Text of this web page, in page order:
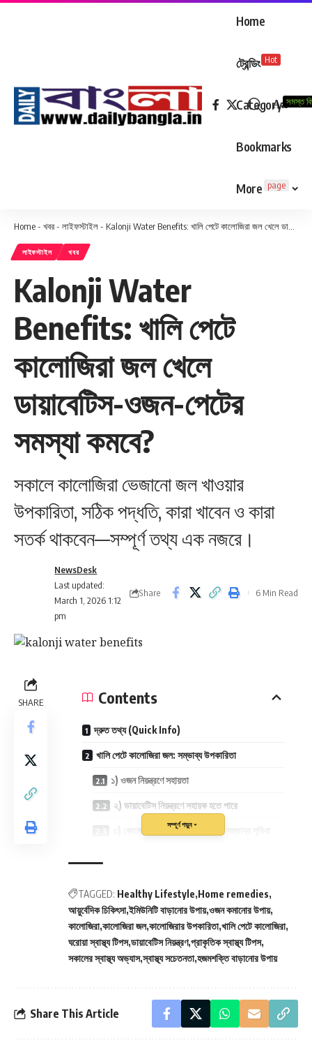
Home
ট্রেন্ডিং Hot
Category সমস্ত
Bookmarks
More page
Font
Aa
Home- খবর- লাইফস্টাইল- Kalonji Water Benefits: খালি পেটে কালোজিরা জল খেলে ডায়াবেটিস-ওজন-পেটের সমস্যা কমবে?
লাইফস্টাইল খবর
Kalonji Water
Benefits: খালি পেটে
কালোজিরা জল খেলে
ডায়াবেটিস-ওজন-পেটের
সমস্যা কমবে?
সকালে কালোজিরা ভেজানো জল খাওয়ার
উপকারিতা, সঠিক পদ্ধতি, কারা খাবেন ও কারা
সতর্ক থাকবেন—সম্পূর্ণ তথ্য এক নজরে।
Last updated:
March 1, 2026 1:12
pm
NewsDesk
Share 6 Min Read
SHARE Contents
দ্রুত তথ্য (Quick Info)
খালি পেটে কালোজিরা জল: সম্ভাব্য উপকারিতা
১) ওজন নিয়ন্ত্রণে সহায়তা
২) ডায়াবেটিস নিয়ন্ত্রণে সহায়ক হতে পারে
৩) কোলেস্টেরল ও হৃদযন্ত্রের স্বাস্থ্যে সম্ভাব্য সুবিধা
৬) রোগ প্রতিরোধ ক্ষমতা (ইমিউনিটি) বাড়াতে সহায়ক
কালোজিরা জল বানানোর নিয়ম (Step-by-step)
নোট (Important Note)
শেষ কথা
সম্পূর্ণ পড়ুন
TAGGED: Healthy Lifestyle Home remedies
আয়ুর্বেদিক চিকিৎসা ইমিউনিটি বাড়ানোর উপায় ওজন কমানোর উপায়
কালোজিরা কালোজিরা জল কালোজিরার উপকারিতা খালি পেটে কালোজিরা
ঘরোয়া স্বাস্থ্য টিপস ডায়াবেটিস নিয়ন্ত্রণ প্রাকৃতিক স্বাস্থ্য টিপস
সকালের স্বাস্থ্য অভ্যাস স্বাস্থ্য সচেতনতা হজমশক্তি বাড়ানোর উপায়
Share This Article